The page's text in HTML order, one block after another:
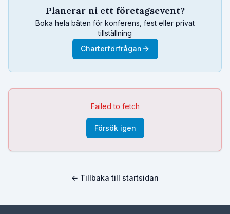
Planerar ni ett företagsevent?
Boka hela båten för konferens, fest eller privat
tillställning
Charterförfrågan
Failed to fetch
Försök igen
← Tillbaka till startsidan